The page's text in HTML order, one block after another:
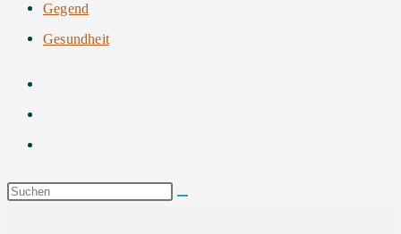
Gegend
Gesundheit